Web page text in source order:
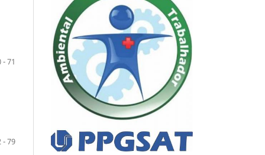
- 71
- 79